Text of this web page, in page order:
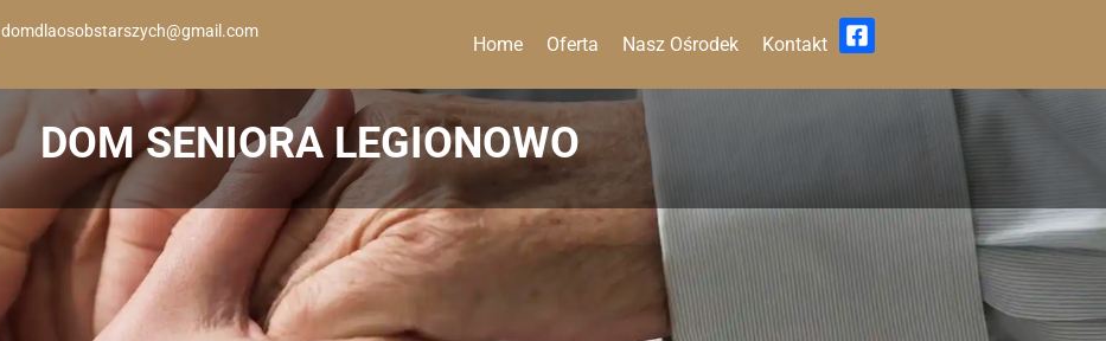
domdlaosobstarszych@gmail.com
Home Oferta Nasz Ośrodek Kontakt
DOM SENIORA LEGIONOWO